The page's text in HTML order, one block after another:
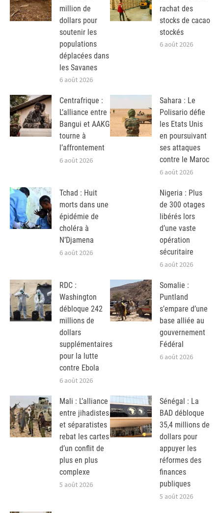
million de
dollars pour
soutenir les
populations
déplacées dans
les Savanes
6 août 2026
rachat des
stocks de cacao
stockés
6 août 2026
Centrafrique :
L’alliance entre
Bangui et AAKG
tourne à
l’affrontement
6 août 2026
Sahara : Le
Polisario défie
les Etats Unis
en poursuivant
ses attaques
contre le Maroc
6 août 2026
Tchad : Huit
morts dans une
épidémie de
choléra à
N’Djamena
6 août 2026
Nigeria : Plus
de 300 otages
libérés lors
d’une vaste
opération
sécuritaire
6 août 2026
RDC :
Washington
débloque 242
millions de
dollars
supplémentaires
pour la lutte
contre Ebola
6 août 2026
Somalie :
Puntland
s’empare d’une
base alliée au
gouvernement
Fédéral
6 août 2026
Mali : L’alliance
entre jihadistes
et séparatistes
rebat les cartes
d’un conflit de
plus en plus
complexe
5 août 2026
Sénégal : La
BAD débloque
35,4 millions de
dollars pour
appuyer les
réformes des
finances
publiques
5 août 2026